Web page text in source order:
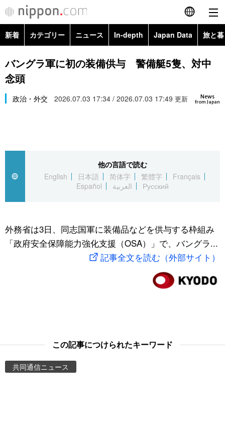
English
简体字
Русский
カテゴリー
経済・ビジネス
国際
文化
トップ
アーカイブ
In-depth
Japan Data
動画/Live
新着 カテゴリー ニュース In-depth Japan Data 旅と
政治・外交
経済・ビジネス
スポーツ・東京2020
Topics
バングラ軍に初の装備供与 警備艇5隻、対中
念頭
News
from Japan
政治・外交 2026.07.03 17:34 / 2026.07.03 17:49 更新
他の言語で読む
English
日本語 简体字 繁體字
Français
Español
العربية Русский
外務省は3日、同志国軍に装備品などを供与する枠組み
「政府安全保障能力強化支援（OSA）」で、バングラ...
記事全文を読む（外部サイト）
この記事につけられたキーワード
共同通信ニュース